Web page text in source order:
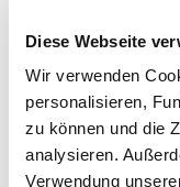
Diese Webseite
Wir verwenden
personalisieren,
zu können und die
analysieren.
Verwendung